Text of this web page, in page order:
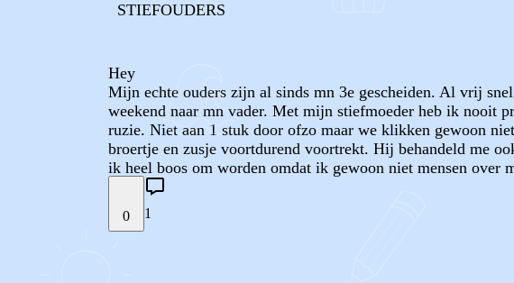
STIEFOUDERS
Hey
Mijn echte ouders zijn al sinds mn 3e gescheiden. Al vrij
weekend naar mn vader. Met mijn stiefmoeder heb ik nooit
ruzie. Niet aan 1 stuk door ofzo maar we klikken gewoon
broertje en zusje voortdurend voortrekt. Hij behandeld me
ik heel boos om worden omdat ik gewoon niet mensen over
0 1